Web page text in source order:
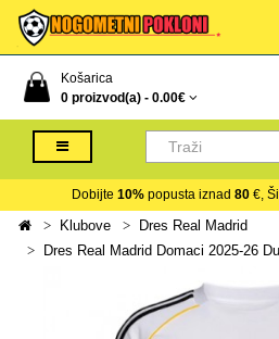
Košarica
0 proizvod(a) - 0.00€
Dobijte 10% popusta iznad 80 €,
Klubove
Dres Real Madrid
Dres Real Madrid Domaci 2025-26